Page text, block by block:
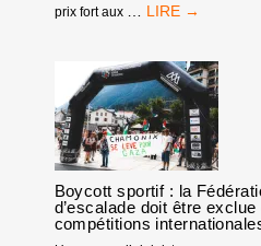
prix fort aux … LE
BDS
:
NOTRE
IMPACT
DEPUIS
LE
DÉBUT
DE
L’ANNÉE
Boycott sportif : la
d’escalade doit être exclue
compétitions